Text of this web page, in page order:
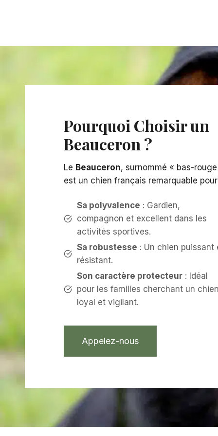
Pourquoi Choisir un
Beauceron ?
Le Beauceron, surnommé « bas-
est un chien français remarquable
Sa polyvalence : Gardien,
compagnon et excellent dans les
activités sportives.
Sa robustesse : Un chien puissant
résistant.
Son caractère protecteur : Idéal
pour les familles cherchant un
loyal et vigilant.
Appelez-nous